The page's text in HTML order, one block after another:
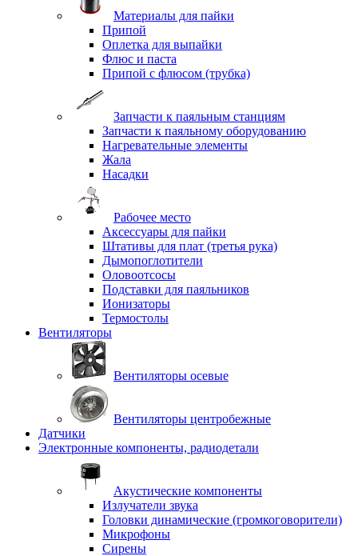
Материалы для пайки
Припой
Оплетка для выпайки
Флюс и паста
Припой с флюсом (трубка)
Запчасти к паяльным станциям
Запчасти к паяльному оборудованию
Нагревательные элементы
Жала
Насадки
Рабочее место
Аксессуары для пайки
Штативы для плат (третья рука)
Дымопоглотители
Оловоотсосы
Подставки для паяльников
Ионизаторы
Термостолы
Вентиляторы
Вентиляторы осевые
Вентиляторы центробежные
Датчики
Электронные компоненты, радиодетали
Акустические компоненты
Излучатели звука
Головки динамические (громкоговорители)
Микрофоны
Сирены